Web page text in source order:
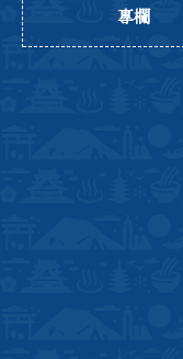
專欄